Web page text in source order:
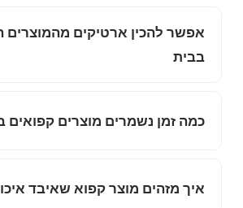
אפשר להכין ארטיקים מהמוצרים
בבית
כמה זמן נשמרים מוצרים קפואים
איך מזהים מוצר קפוא שאיבד